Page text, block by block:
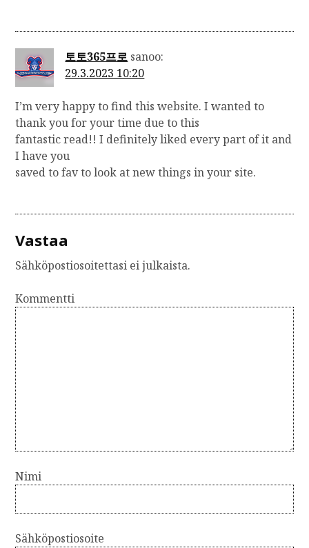
토토365프로 sanoo:
29.3.2023 10:20
I’m very happy to find this website. I wanted to
thank you for your time due to this
fantastic read!! I definitely liked every part of it and
I have you
saved to fav to look at new things in your site.
Vastaa
Sähköpostiosoitettasi ei julkaista.
Kommentti
Nimi
Sähköpostiosoite